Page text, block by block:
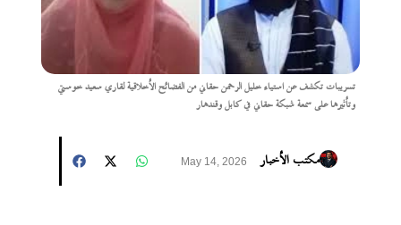
تسريبات تكشف عن استياء خليل الرحمن حقاني من الفضائح الأخلاقية لقاري سعيد خوستي
وتأثيرها على سمعة شبكة حقاني في كابل وقندهار
مكتب الأخبار May 14, 2026